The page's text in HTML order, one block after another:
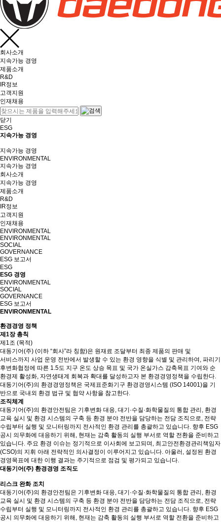
회사소개
지속가능 경영
제품소개
R&D
IR정보
고객지원
인재채용
닫기
ESG
지속가능 경영
지속가능 경영
ENVIRONMENTAL
지속가능 경영
회사소개
지속가능 경영
제품소개
R&D
IR정보
고객지원
인재채용
ENVIRONMENTAL
ENVIRONMENTAL
SOCIAL
GOVERNANCE
ESG 보고서
ESG
ESG 경영
ENVIRONMENTAL
SOCIAL
GOVERNANCE
ESG 보고서
ENVIRONMENTAL
환경경영 정책
제1장 총칙
제1조 (목적)
대동기어(주) (이하 “회사”라 칭함)은 원재료 조달부터 최종 제품의 판매 및
서비스까지 사업 운영 전반에서 발생할 수 있는 환경 영향을 식별 및 관리하여, 파리기
후변화협정에 따른 1.5도 지구 온도 상승 목표 및 국가 온실가스 감축목표 기여와 순
환경제 활성화, 자연생태계 회복과 확대를 달성하고자 본 환경경영정책을 수립한다.
대동기어(주)의 환경경영정책은 국제표준화기구 환경경영시스템 (ISO 14001)을 기
반으로 국내외 환경 법규 및 협약 사항을 참고한다.
조직체계
대동기어(주)의 환경안전팀은 기후변화 대응, 대기·수질·화학물질의 통합 관리, 환경
교육 실시 및 환경 시스템의 구축 등 환경 분야 전반을 담당하는 전담 조직으로, 전략
수립부터 실행 및 모니터링까지 전사적인 환경 관리를 총괄하고 있습니다. 향후 ESG
공시 의무화에 대응하기 위해, 현재는 감축 활동의 실행 부서로 역할 전환을 준비하고
있습니다. 주요 환경 이슈는 정기적으로 이사회에 보고되며, 최고안전환경관리책임자
(CSO)의 지휘 아래 전략적인 의사결정이 이루어지고 있습니다. 아울러, 설정된 환경
경영목표에 대한 이행 결과는 주기적으로 점검 및 평가되고 있습니다.
대동기어(주) 환경경영 조직도
리스크 완화 조치
대동기어(주)의 환경안전팀은 기후변화 대응, 대기·수질·화학물질의 통합 관리, 환경
교육 실시 및 환경 시스템의 구축 등 환경 분야 전반을 담당하는 전담 조직으로, 전략
수립부터 실행 및 모니터링까지 전사적인 환경 관리를 총괄하고 있습니다. 향후 ESG
공시 의무화에 대응하기 위해, 현재는 감축 활동의 실행 부서로 역할 전환을 준비하고